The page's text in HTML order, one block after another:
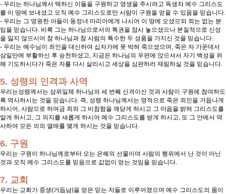
- 우리는 하나님께서 택하신 이들을 구원하고 영생을 주시려고 독생자 예수 그리스도
를 이 땅에 보내셨고 오직 예수 그리스도로만 사람이 구원을 얻을 수 있음을 믿습니다.
- 우리는 그 영원한 아들이 동정녀 마리아에게 나시어 이 땅에 오셨으되 죄는 없는 분
임을 믿습니다. 비록 그는 하나님으로서의 특권을 잠시 놓으셨으나 본질적으로 신성
을 잃지 않으시어 참 하나님과 참 사람의 특수한 두 성품을 가지신 것을 믿습니다.
- 우리는 예수님이 죄인을 대신하여 십자가에 못 박혀 죽으셨으며, 죽은 자 가운데서
삼일만에 부활하신 후 승천하셨고, 지금은 하나님의 우편에 앉으셔서 자기 백성을 위
해 기도하시다가 죽은 자를 다시 살리시고 세상을 심판하러 재림하실 것을 믿습니다.
5. 성령의 인격과 사역
우리는성령께서는 삼위일체 하나님의 세 번째 신격이신 것과 사람이 구원에 참여하도
록 역사하시는 것을 믿습니다. 즉, 성령 하나님께서는 영적으로 죽은 죄인을 거듭나게
하시어, 사람으로 하여금 죄와 그 비참함을 깨닫게 하시고 그 마음을 밝혀 그리스도를
알게 하시고, 그 의지를 새롭게 하시어 예수 그리스도를 받게 하시고, 또 그 안에서 역
사하여 모든 의의 열매를 맺게 하시는 것을 믿습니다.
6. 구원
우리는 구원이 하나님께로부터 오는 은혜의 선물이며 사람의 행위에서 난 것이 아닌
것과 오직 예수 그리스도를 믿음으로 값없이 얻는 것임을 믿습니다.
7. 교회
우리는 교회가 중생(거듭남)을 얻은 믿는 자들로 이루어졌으며 예수 그리스도의 몸이